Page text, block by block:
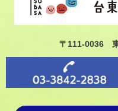
〒111-0036